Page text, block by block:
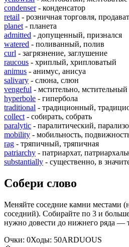
condenser- конденсатор
retail - розничная торговля,
planet - планета
admitted - допущенный, признался
watered - поливанный, полив
curl - загрязнение, заглушение
raucous - хриплый, хрипловатый
animus - анимус, анисуа
salivary - слюна, слюн
vengeful - мстительно, мстительный
hyperbole - гипербола
traditional - традиционный,
collect - собирать, собрать
paralytic - паралитический,
mobility - мобильность,
rag - тряпичный, тряпичная
patriarchy - патриархат,
substantially - существенно, в
Собери слово
Меняйте соседние камни местами
соседний). Собирайте по 3 и
нужно довести до нижнего ряда —
Очки: 0Ходы: 50ARDUOUS